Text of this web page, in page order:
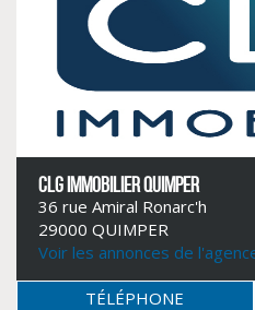
CLIQUER ICI
CLG IMMOBILIER QUIMPER
36 rue Amiral Ronarc'h
29000 QUIMPER
Voir les annonces de
TÉLÉPHONE